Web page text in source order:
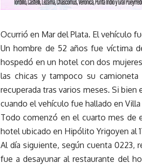
Ocurrió en Mar del Plata. El vehículo
Un hombre de 52 años fue víctima
hospedó en un hotel con dos
las chicas y tampoco su
recuperada tras varios meses. Si
cuando el vehículo fue hallado en Villa
Todo comenzó en el cuarto mes de
hotel ubicado en Hipólito Yrigoyen al
Al día siguiente, según cuenta 0223,
fue a desayunar al restaurante del